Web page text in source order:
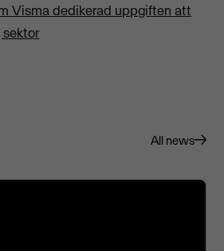
Visma dedikerad uppgiften att
All news